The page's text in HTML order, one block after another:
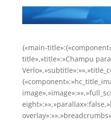
{«main-
title»,»title»:»Champu